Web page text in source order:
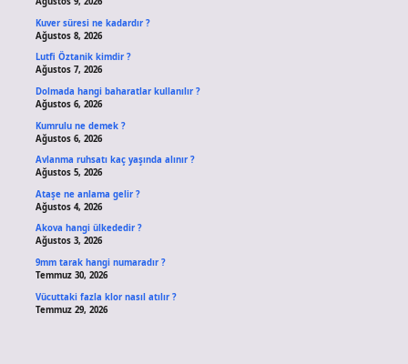
Kuver süresi ne kadardır ?
Ağustos 8, 2026
Lutfi Öztanik kimdir ?
Ağustos 7, 2026
Dolmada hangi baharatlar kullanılır ?
Ağustos 6, 2026
Kumrulu ne demek ?
Ağustos 6, 2026
Avlanma ruhsatı kaç yaşında alınır ?
Ağustos 5, 2026
Ataşe ne anlama gelir ?
Ağustos 4, 2026
Akova hangi ülkededir ?
Ağustos 3, 2026
9mm tarak hangi numaradır ?
Temmuz 30, 2026
Vücuttaki fazla klor nasıl atılır ?
Temmuz 29, 2026